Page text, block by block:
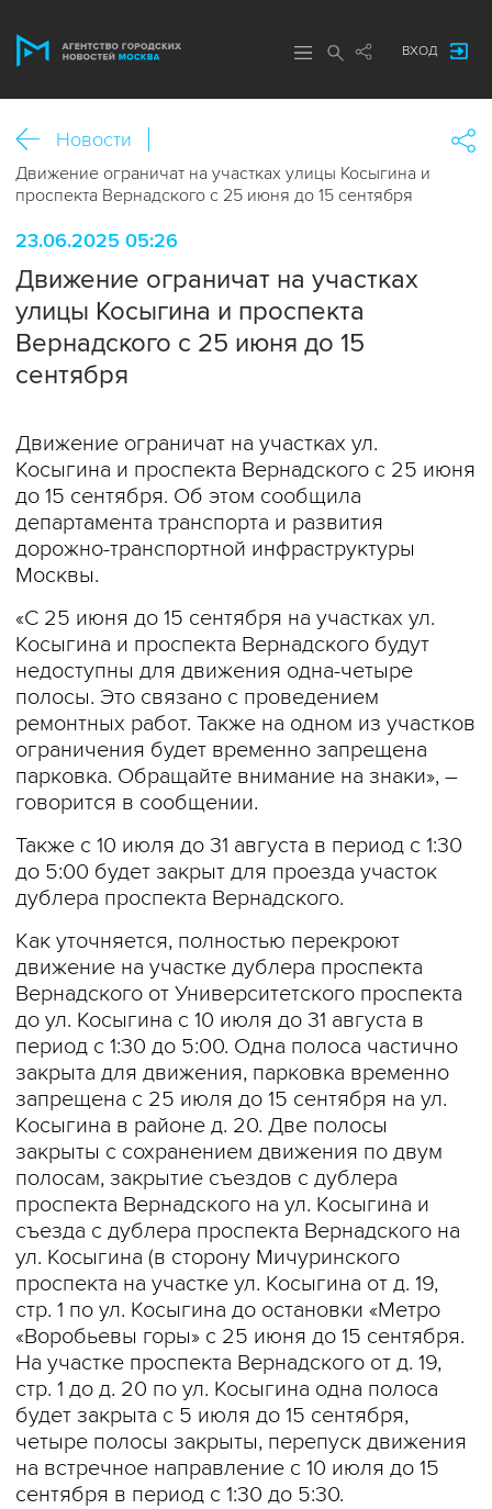
ВХОД
Новости
Движение ограничат на участках улицы Косыгина и
проспекта Вернадского с 25 июня до 15 сентября
23.06.2025 05:26
Движение ограничат на участках
улицы Косыгина и проспекта
Вернадского с 25 июня до 15
сентября
Движение ограничат на участках ул.
Косыгина и проспекта Вернадского с 25 июня
до 15 сентября. Об этом сообщила
департамента транспорта и развития
дорожно-транспортной инфраструктуры
Москвы.
«С 25 июня до 15 сентября на участках ул.
Косыгина и проспекта Вернадского будут
недоступны для движения одна-четыре
полосы. Это связано с проведением
ремонтных работ. Также на одном из участков
ограничения будет временно запрещена
парковка. Обращайте внимание на знаки», –
говорится в сообщении.
Также с 10 июля до 31 августа в период с 1:30
до 5:00 будет закрыт для проезда участок
дублера проспекта Вернадского.
Как уточняется, полностью перекроют
движение на участке дублера проспекта
Вернадского от Университетского проспекта
до ул. Косыгина с 10 июля до 31 августа в
период с 1:30 до 5:00. Одна полоса частично
закрыта для движения, парковка временно
запрещена с 25 июля до 15 сентября на ул.
Косыгина в районе д. 20. Две полосы
закрыты с сохранением движения по двум
полосам, закрытие съездов с дублера
проспекта Вернадского на ул. Косыгина и
съезда с дублера проспекта Вернадского на
ул. Косыгина (в сторону Мичуринского
проспекта на участке ул. Косыгина от д. 19,
стр. 1 по ул. Косыгина до остановки «Метро
«Воробьевы горы» с 25 июня до 15 сентября.
На участке проспекта Вернадского от д. 19,
стр. 1 до д. 20 по ул. Косыгина одна полоса
будет закрыта с 5 июля до 15 сентября,
четыре полосы закрыты, перепуск движения
на встречное направление с 10 июля до 15
сентября в период с 1:30 до 5:30.